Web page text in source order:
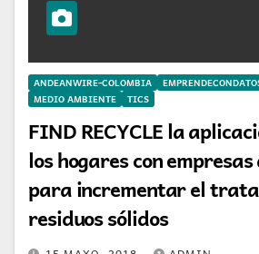
ANDEANWIRE-COLOMBIA
MEDIO AMBIENTE
TICS
FIND RECYCLE la
los hogares con
para incrementar el
residuos sólidos